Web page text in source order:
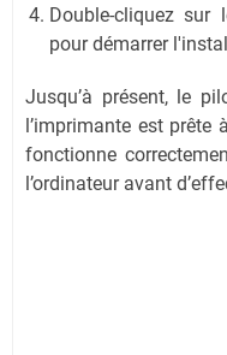
Double-cliquez sur
pour démarrer
Jusqu’à présent, le
l’imprimante est prête
fonctionne
l’ordinateur avant